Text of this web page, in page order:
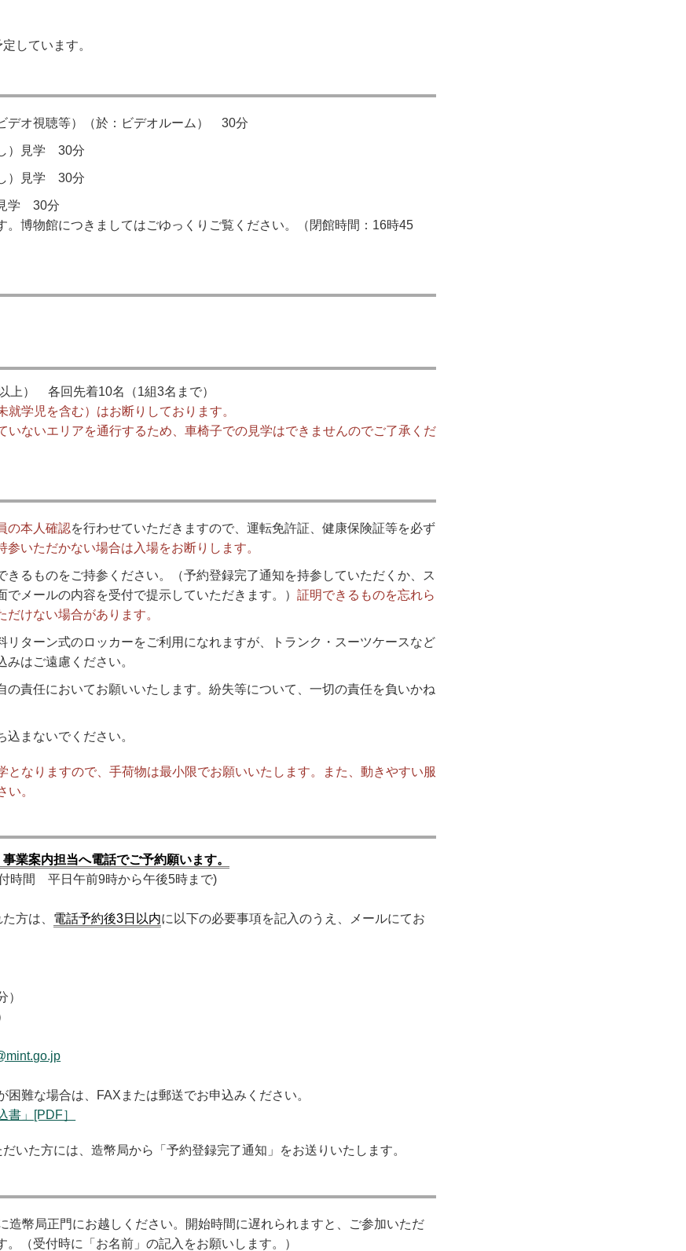
しています。
デオ視聴等）（於：ビデオルーム） 30分
）見学 30分
）見学 30分
学 30分
博物館につきましてはごゆっくりご覧ください。（閉館時間：16時45
上） 各回先着10名（1組3名まで）
学児を含む）はお断りしております。
いないエリアを通行するため、車椅子での見学はできませんのでご了承くだ
の本人確認を行わせていただきますので、運転免許証、健康保険証等を必ず
参いただかない場合は入場をお断りします。
きるものをご持参ください。（予約登録完了通知を持参していただくか、ス
でメールの内容を受付で提示していただきます。）証明できるものを忘れら
だけない場合があります。
リターン式のロッカーをご利用になれますが、トランク・スーツケースなど
みはご遠慮ください。
の責任においてお願いいたします。紛失等について、一切の責任を負いかね
まないでください。
なりますので、手荷物は最小限でお願いいたします。また、動きやすい服
い。
業案内担当へ電話でご予約願います。
時間 平日午前9時から午後5時まで)
方は、 電話予約後3日以内に以下の必要事項を記入のうえ、メールにてお
難な場合は、FAXまたは郵送でお申込みください。
書」[PDF］
いた方には、造幣局から「予約登録完了通知」をお送りいたします。
造幣局正門にお越しください。開始時間に遅れられますと、ご参加いただ
。（受付時に「お名前」の記入をお願いします。）